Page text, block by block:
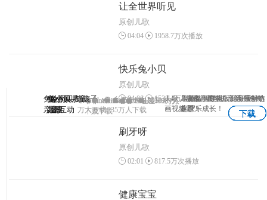
兔小贝拼
音
Android IOS
1102万人
下载
3-7岁儿童学拼音第一神奇
APP
下载
兔小贝—与孩子
亲密互动
Android
IOS
1235万人下载
早教益智游戏，陪宝宝一
起快乐成长！
下载
兔小贝
儿歌
Android IOS
1203
万人下载
儿歌、故事、国学、识字原创动
画视频！
下载
兔小贝儿童
故事
Android IOS
1069万
人下载
儿童故事专业版，海量精选
专题！
下载
让全世界听见
原创儿歌
04:04 1958.7万次播放
快乐兔小贝
原创儿歌
04:06 1538.4万次播放
刷牙呀
原创儿歌
02:01 817.5万次播放
健康宝宝